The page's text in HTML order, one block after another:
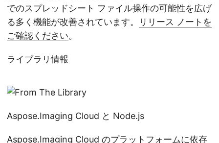
でのスプレッドシート ファイル操作の可能性を広げ
る多く機能が改善されています。
リリース ノートを
ご確認ください。
ライブラリ情報
Aspose.Imaging Cloud と Node.js
Aspose.Imaging Cloud のプラットフォームに依存